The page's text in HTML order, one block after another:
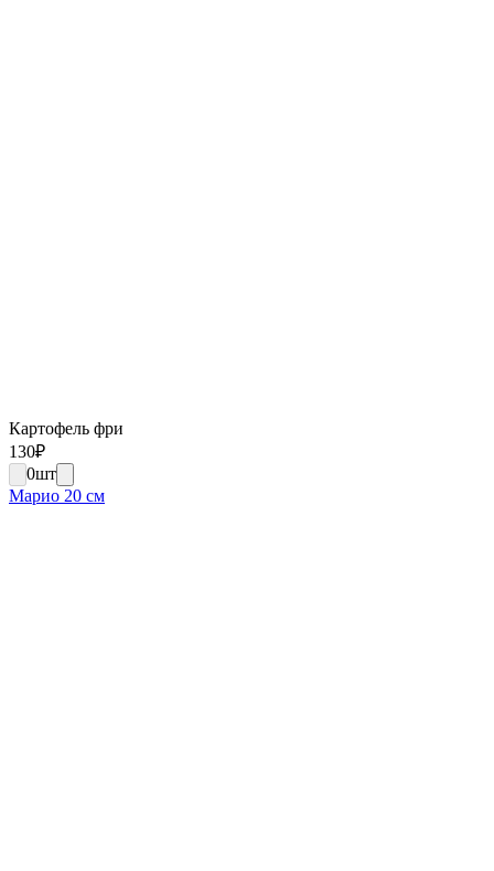
Картофель фри
130₽
0шт
Марио 20 см